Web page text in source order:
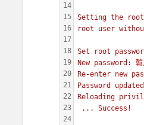
14
15
16
17
18
19
20
21
22
23
24
Setting the root
root user
Set root
New password: 輸
Re-enter new
Password
Reloading
... Success!